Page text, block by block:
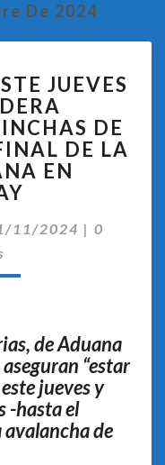
De 2024
JUEVES
DE
DE LA
EN
11/2024 | 0
de Aduana
“estar
jueves y
-hasta el
avalancha de